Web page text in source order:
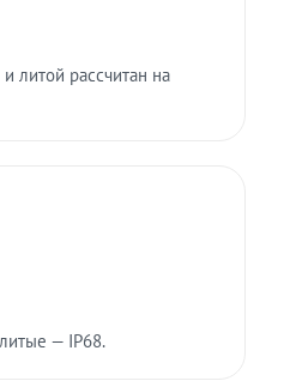
литой рассчитан на
— IP68.